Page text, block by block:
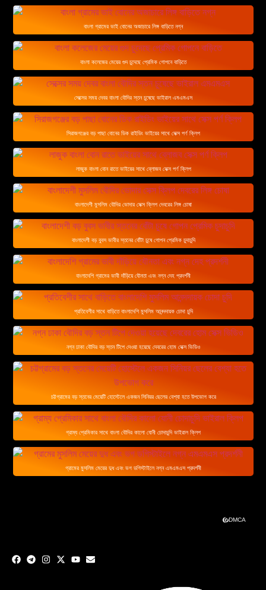
বাংলা গ্রামের ভাই বোনের অজাচারে লিঙ্গ বাড়িতে নগ্ন
বাংলা কলেজের মেয়ের গুদ চুদেছে প্রেমিক গোপনে বাড়িতে
সেক্সের সময় দেবর বাংলা বৌদির স্তন চুষেছে ভাইরাল এমএমএস
সিরাজগঞ্জের বড় পাছা বোনের ডিক রাইডিং ভাইয়ের সাথে সেক্স পর্ণ ক্লিপ
লাজুক বাংলা বোন রাতে ভাইয়ের সাথে ব্লোজব সেক্স পর্ণ ক্লিপ
বাংলাদেশী মুসলিম বৌদির ভোদার সেক্স ক্লিপ দেবরের লিঙ্গ চোষা
বাংলাদেশী বড় বুবস ভাবীর স্তনের বোঁটা চুষে গোপন প্রেমিক চুদাচুদি
বাংলাদেশি গ্রামের ভাবী দাঁড়িয়ে যৌনতা এবং নগ্ন দেহ প্রদর্শনী
প্রতিবেশীর সাথে বাড়িতে বাংলাদেশি মুসলিম আনন্দদায়ক চোদা চুদি
নগ্ন ঢাকা বৌদির বড় স্তন টিপে দেওয়া হয়েছে দেবরের হোম সেক্স ভিডিও
চট্টগ্রামের বড় স্তনের মেয়েটি হোস্টেলে একজন সিনিয়র ছেলের বেশ্যা হতে উপভোগ করে
গ্রাম্য প্রেমিকার সাথে বাংলা বৌদির কালো যোনী চোদাচুদি ভাইরাল ক্লিপ
গ্রামের মুসলিম মেয়ের দুধ এবং ভগ ডগিস্টাইলে নগ্ন এমএমএস প্রদর্শনী
DMCA